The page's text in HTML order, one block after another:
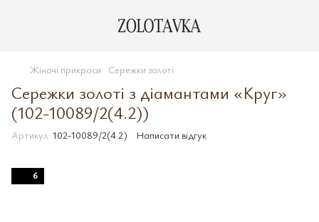
Жіночі прикраси Сережки золоті
Сережки золоті з діамантами «Круг»
(102-10089/2(4.2))
Артикул: 102-10089/2(4.2) Написати відгук
6